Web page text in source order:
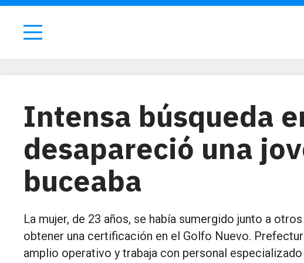
Intensa búsqueda
desapareció una
buceaba
La mujer, de 23 años, se había sumergido junto a
obtener una certificación en el Golfo Nuevo.
amplio operativo y trabaja con personal